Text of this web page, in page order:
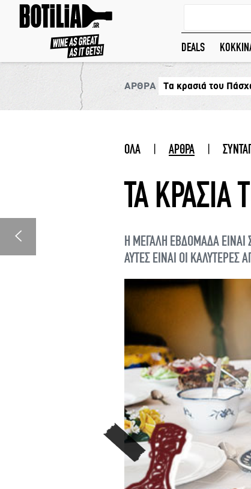
DEALS
ΑΡΘΡΑ Τα κρασιά του
ΟΛΑ | ΑΡΘΡΑ |
ΤΑ ΚΡΑΣΙΑ
Η ΜΕΓΑΛΗ ΕΒΔΟΜΑΔΑ ΕΙΝΑΙ
ΑΥΤΕΣ ΕΙΝΑΙ ΟΙ ΚΑΛΥΤΕΡΕΣ